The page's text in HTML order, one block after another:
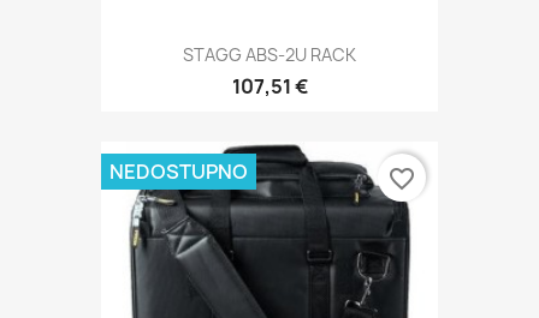
STAGG ABS-2U RACK
107,51 €
NEDOSTUPNO favorite_border